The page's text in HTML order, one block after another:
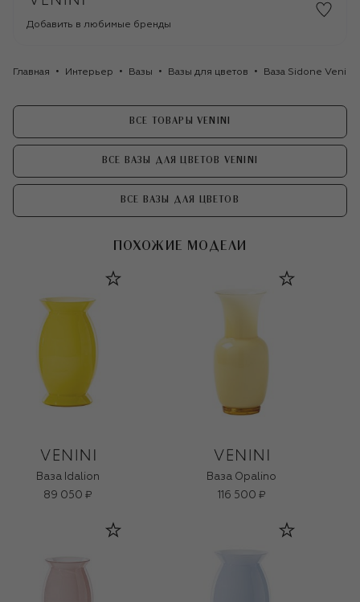
Добавить в любимые бренды
Главная Интерьер Вазы Вазы для цветов Ваза Sidone Venini
ВСЕ ТОВАРЫ VENINI
ВСЕ ВАЗЫ ДЛЯ ЦВЕТОВ VENINI
ВСЕ ВАЗЫ ДЛЯ ЦВЕТОВ
ПОХОЖИЕ МОДЕЛИ
Ваза Idalion
89 050 ₽
Ваза Opalino
116 500 ₽